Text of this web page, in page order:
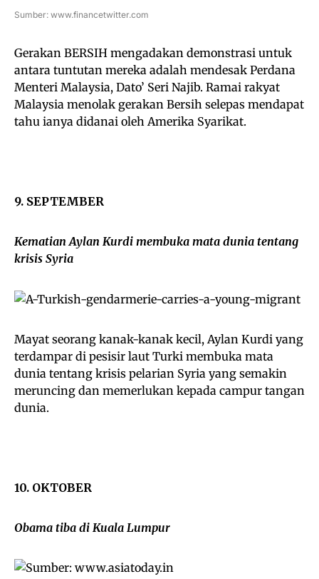
Sumber: www.financetwitter.com
Gerakan BERSIH mengadakan demonstrasi untuk
antara tuntutan mereka adalah mendesak Perdana
Menteri Malaysia, Dato’ Seri Najib. Ramai rakyat
Malaysia menolak gerakan Bersih selepas mendapat
tahu ianya didanai oleh Amerika Syarikat.
9. SEPTEMBER
Kematian Aylan Kurdi membuka mata dunia tentang
krisis Syria
Mayat seorang kanak-kanak kecil, Aylan Kurdi yang
terdampar di pesisir laut Turki membuka mata
dunia tentang krisis pelarian Syria yang semakin
meruncing dan memerlukan kepada campur tangan
dunia.
10. OKTOBER
Obama tiba di Kuala Lumpur